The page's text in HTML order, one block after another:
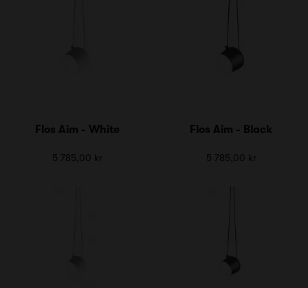
Flos Aim - White
5 785,00 kr
Flos Aim - Black
5 785,00 kr